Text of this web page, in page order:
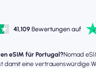
41,109 Bewertungen auf
eSIM für Portugal?Nomad
eine vertrauenswürdige